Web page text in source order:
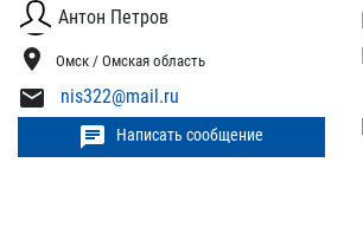
Антон Петров
location_on Омск / Омская область
mail nis322@mail.ru
chat Написать сообщение